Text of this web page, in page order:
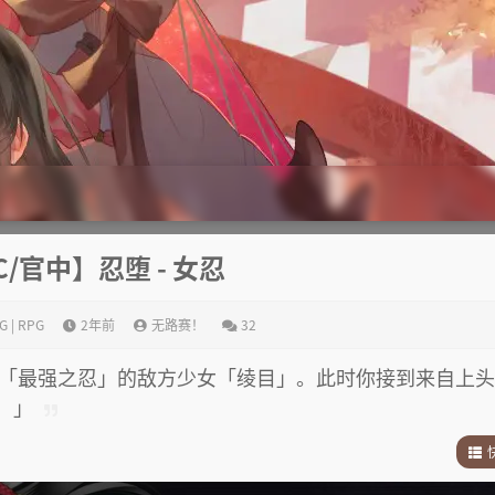
官中】忍堕 - 女忍
| RPG 2年前 无路赛！ 32
最强之忍」的敌方少女「绫目」。此时你接到来自上
1.